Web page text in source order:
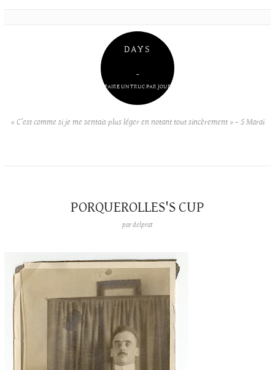
DAYS
–
FAIRE UN TRUC PAR JOUR
« C’est comme si je me sentais plus léger en notant tout sincèrement » – S Maraï
PORQUEROLLES'S CUP
pardelprat